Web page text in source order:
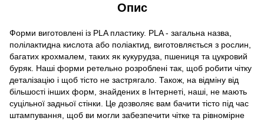
Опис
Форми виготовлені із PLA пластику. PLA - загальна назва,
полілактидна кислота або поліактид, виготовляється з рослин,
багатих крохмалем, таких як кукурудза, пшениця та цукровий
буряк. Наші форми ретельно розроблені так, щоб робити чітку
деталізацію і щоб тісто не застрягало. Також, на відміну від
більшості інших форм, знайдених в Інтернеті, наші, не мають
суцільної задньої стінки. Це дозволяє вам бачити тісто під час
штампування, щоб ви могли забезпечити чітке та рівномірне